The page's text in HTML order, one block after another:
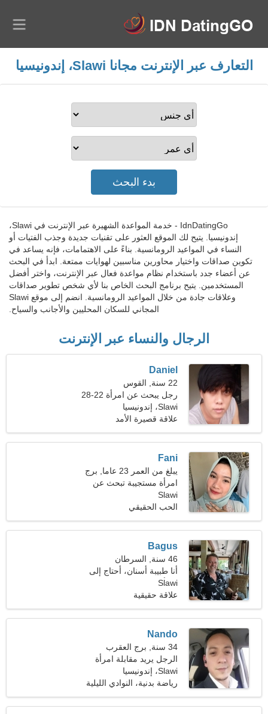
التعارف عبر الإنترنت مجانا Slawi، إندونيسيا
IdnDatingGo - خدمة المواعدة الشهيرة عبر الإنترنت في Slawi،
إندونيسيا. يتيح لك الموقع العثور على تقنيات جديدة وجذب الفتيات أو
النساء في المواعيد الرومانسية. بناءً على الاهتمامات، فإنه يساعد في
تكوين صداقات واختيار محاورين مناسبين لهوايات ممتعة. ابدأ في البحث
عن أعضاء جدد باستخدام نظام مواعدة فعال عبر الإنترنت، واختر أفضل
المستخدمين. يتيح برنامج البحث الخاص بنا لأي شخص تطوير صداقات
وعلاقات جادة من خلال المواعيد الرومانسية. انضم إلى موقع Slawi
المجاني للسكان المحليين والأجانب والسياح.
الرجال والنساء عبر الإنترنت
Daniel
22 سنة, القوس
رجل يبحث عن امرأة 22-28
Slawi، إندونيسيا
علاقة قصيرة الأمد
Fani
يبلغ من العمر 23 عاما, برج
الحمل
امرأة مستجيبة تبحث عن
شريك
Slawi
الحب الحقيقي
Bagus
46 سنة, السرطان
أنا طبيبة أسنان، أحتاج إلى
امرأة ساحرة
Slawi
علاقة حقيقية
Nando
34 سنة, برج العقرب
الرجل يريد مقابلة امرأة
Slawi، إندونيسيا
رياضة بدنية، النوادي الليلية